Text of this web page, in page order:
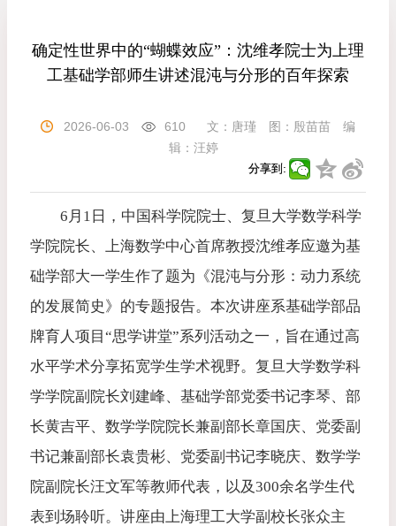
确定性世界中的“蝴蝶效应”：沈维孝院士为上理
工基础学部师生讲述混沌与分形的百年探索
2026-06-03 610 文： 唐瑾 图： 殷苗苗
编
辑： 汪婷
分享到:
6月1日，中国科学院院士、复旦大学数学科学
学院院长、上海数学中心首席教授沈维孝应邀为基
础学部大一学生作了题为《混沌与分形：动力系统
的发展简史》的专题报告。本次讲座系基础学部品
牌育人项目“思学讲堂”系列活动之一，旨在通过高
水平学术分享拓宽学生学术视野。复旦大学数学科
学学院副院长刘建峰、基础学部党委书记李琴、部
长黄吉平、数学学院院长兼副部长章国庆、党委副
书记兼副部长袁贵彬、党委副书记李晓庆、数学学
院副院长汪文军等教师代表，以及300余名学生代
表到场聆听。讲座由上海理工大学副校长张众主